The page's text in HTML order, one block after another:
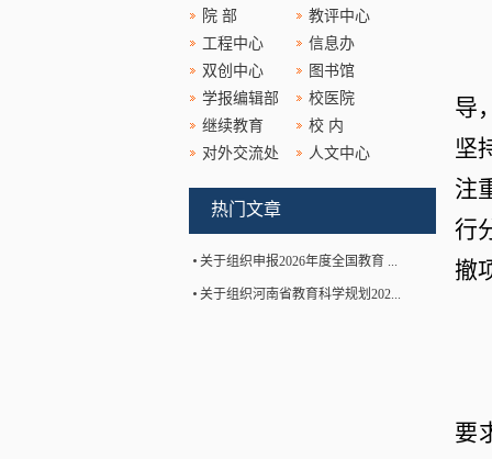
院 部
教评中心
工程中心
信息办
双创中心
图书馆
学报编辑部
校医院
继续教育
校 内
对外交流处
人文中心
热门文章
关于组织申报2026年度全国教育 ...
关于组织河南省教育科学规划202...
导
坚
注
行
撤
要